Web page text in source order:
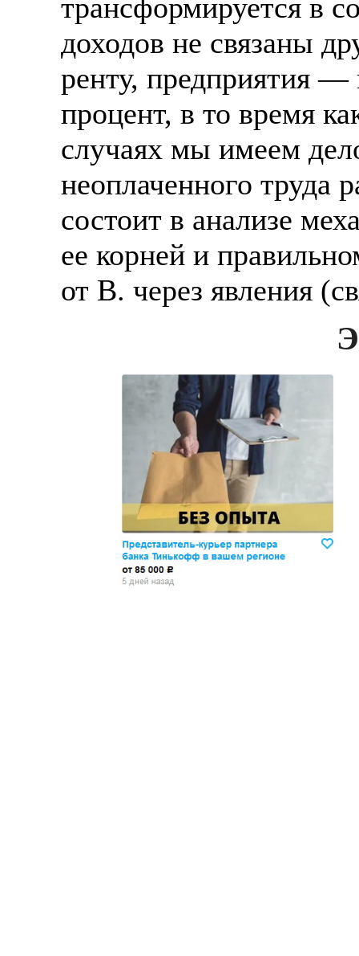
трансформируется в
доходов не связаны
ренту, предприятия
процент, в то время
случаях мы имеем
неоплаченного труда
состоит в анализе
ее корней и
от В. через явления